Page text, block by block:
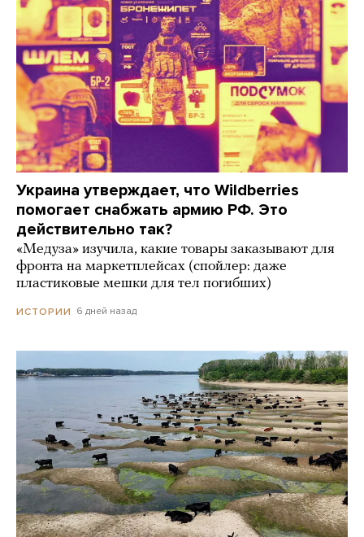
Украина утверждает, что Wildberries
помогает снабжать армию РФ. Это
действительно так?
«Медуза» изучила, какие товары заказывают для
фронта на маркетплейсах (спойлер: даже
пластиковые мешки для тел погибших)
ИСТОРИИ 6 дней назад